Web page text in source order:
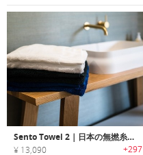
Sento Towel 2｜日本の無撚糸テクノロジーを使用したラグジュアリータオル「セントータオル2」
¥ 13,090 +297